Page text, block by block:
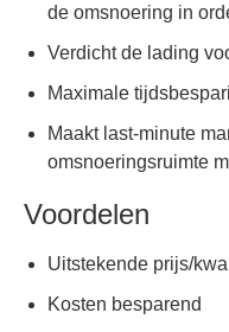
de omsnoering in
Verdicht de lading
Maximale
Maakt last-minute
omsnoeringsruimte
Voordelen
Uitstekende prijs/
Kosten besparend